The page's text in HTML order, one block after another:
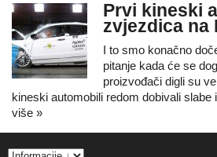
Prvi kineski
zvjezdica na
I to smo konačno
pitanje kada će se
proizvođači digli su
kineski automobili redom dobivali
više »